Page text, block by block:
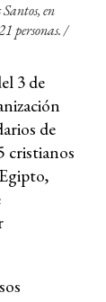
en
personas. /
3 de
de
cristianos